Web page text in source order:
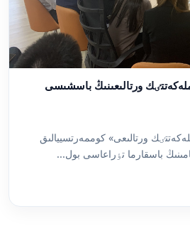
ورتالىعىنىڭ باسشىسى
ورتالىعى» كوممەرتسييالىق
باسقارما تٶراعاسى بول...